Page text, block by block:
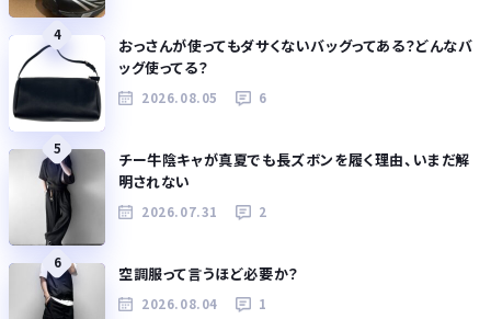
4
おっさんが使ってもダサくないバッグってある？どんなバ
ッグ使ってる？
2026.08.05 6
5
チー牛陰キャが真夏でも長ズボンを履く理由、いまだ解
明されない
2026.07.31 2
6
空調服って言うほど必要か？
2026.08.04 1